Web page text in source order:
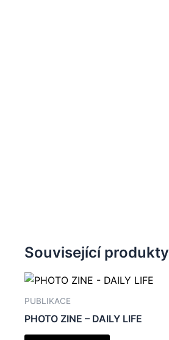
Související produkty
PUBLIKACE
PHOTO ZINE – DAILY LIFE